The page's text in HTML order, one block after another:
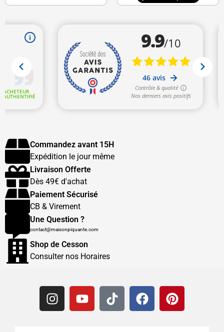
Commandez avant 15H
Expédition le jour même
Livraison Offerte
Dès 49€ d'achat
Paiement Sécurisé
CB & Virement
Une Question ?
contact@maisonpiquante.com
Shop de Cesson
Consulter nos Horaires